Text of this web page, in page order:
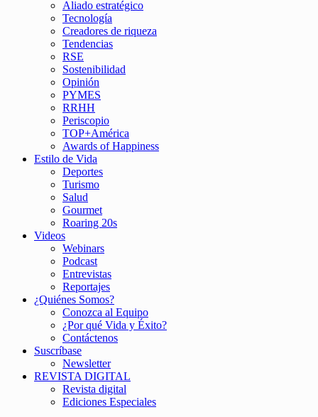
Aliado estratégico
Tecnología
Creadores de riqueza
Tendencias
RSE
Sostenibilidad
Opinión
PYMES
RRHH
Periscopio
TOP+América
Awards of Happiness
Estilo de Vida
Deportes
Turismo
Salud
Gourmet
Roaring 20s
Videos
Webinars
Podcast
Entrevistas
Reportajes
¿Quiénes Somos?
Conozca al Equipo
¿Por qué Vida y Éxito?
Contáctenos
Suscríbase
Newsletter
REVISTA DIGITAL
Revista digital
Ediciones Especiales